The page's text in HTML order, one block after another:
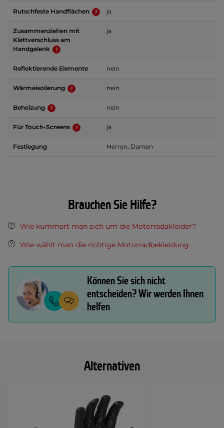
Alternativen
Rutschfeste Handflächen ja
Zusammenziehen mit
Klettverschluss am
Handgelenk
ja
Reflektierende Elemente nein
Wärmeisolierung nein
Beheizung nein
Für Touch-Screens ja
Festlegung Herren, Damen
Brauchen Sie Hilfe?
Wie kümmert man sich um die Motorradakleider?
Wie wählt man die richtige Motorradbekleidung
Können Sie sich nicht
entscheiden? Wir werden Ihnen
helfen